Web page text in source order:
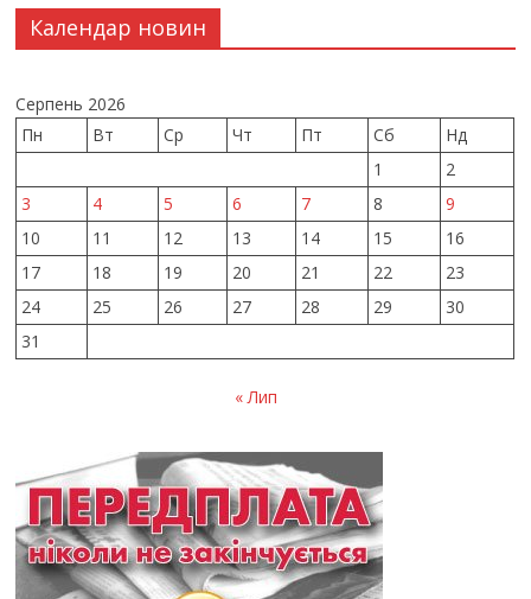
Календар новин
Серпень 2026
Пн
Вт Ср Чт Пт Сб
Нд
1
2
3
4 5 6 7 8
9
10
11 12 13 14 15
16
17
18 19 20 21 22
23
24
25 26 27 28 29
30
31
« Лип